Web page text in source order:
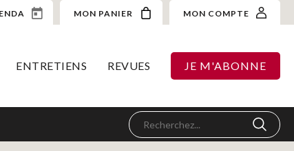
MON PANIER MON COMPTE
ENTRETIENS REVUES JE M'ABONNE